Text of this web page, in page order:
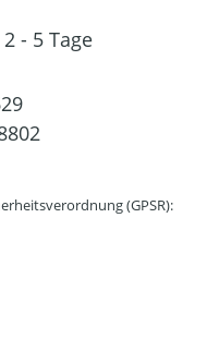
- 5 Tage
(GPSR):